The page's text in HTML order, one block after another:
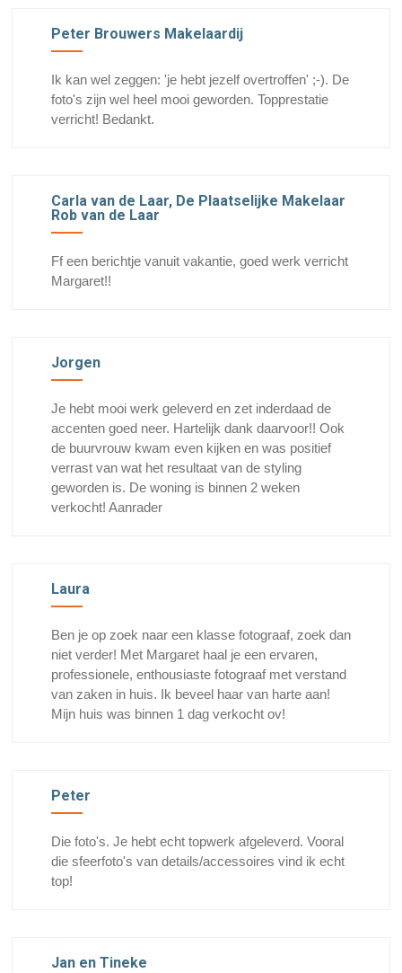
Peter Brouwers Makelaardij
Ik kan wel zeggen: 'je hebt jezelf overtroffen' ;-). De
foto's zijn wel heel mooi geworden. Topprestatie
verricht! Bedankt.
Carla van de Laar, De Plaatselijke Makelaar
Rob van de Laar
Ff een berichtje vanuit vakantie, goed werk verricht
Margaret!!
Jorgen
Je hebt mooi werk geleverd en zet inderdaad de
accenten goed neer. Hartelijk dank daarvoor!! Ook
de buurvrouw kwam even kijken en was positief
verrast van wat het resultaat van de styling
geworden is. De woning is binnen 2 weken
verkocht! Aanrader
Laura
Ben je op zoek naar een klasse fotograaf, zoek dan
niet verder! Met Margaret haal je een ervaren,
professionele, enthousiaste fotograaf met verstand
van zaken in huis. Ik beveel haar van harte aan!
Mijn huis was binnen 1 dag verkocht ov!
Peter
Die foto's. Je hebt echt topwerk afgeleverd. Vooral
die sfeerfoto's van details/accessoires vind ik echt
top!
Jan en Tineke